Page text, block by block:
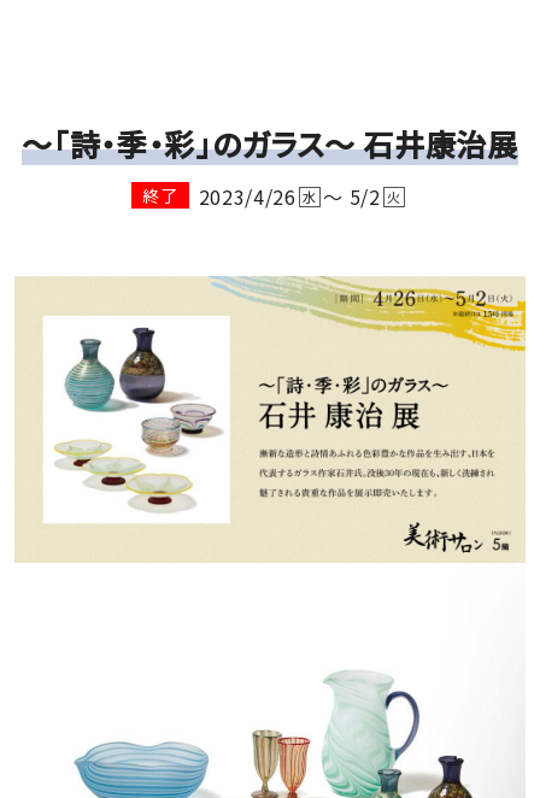
～「詩・季・彩」のガラス～ 石井康治展
終了 2023/4/26 水 ～ 5/2 火